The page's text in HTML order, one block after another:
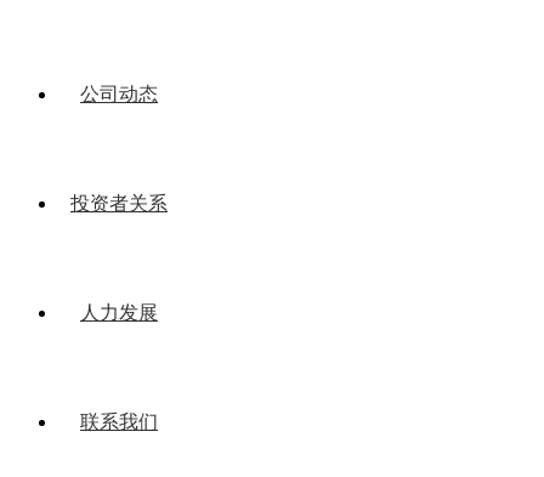
公司动态
投资者关系
人力发展
联系我们